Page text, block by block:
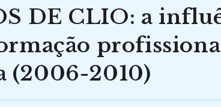
DE CLIO: a
(2006-2010)